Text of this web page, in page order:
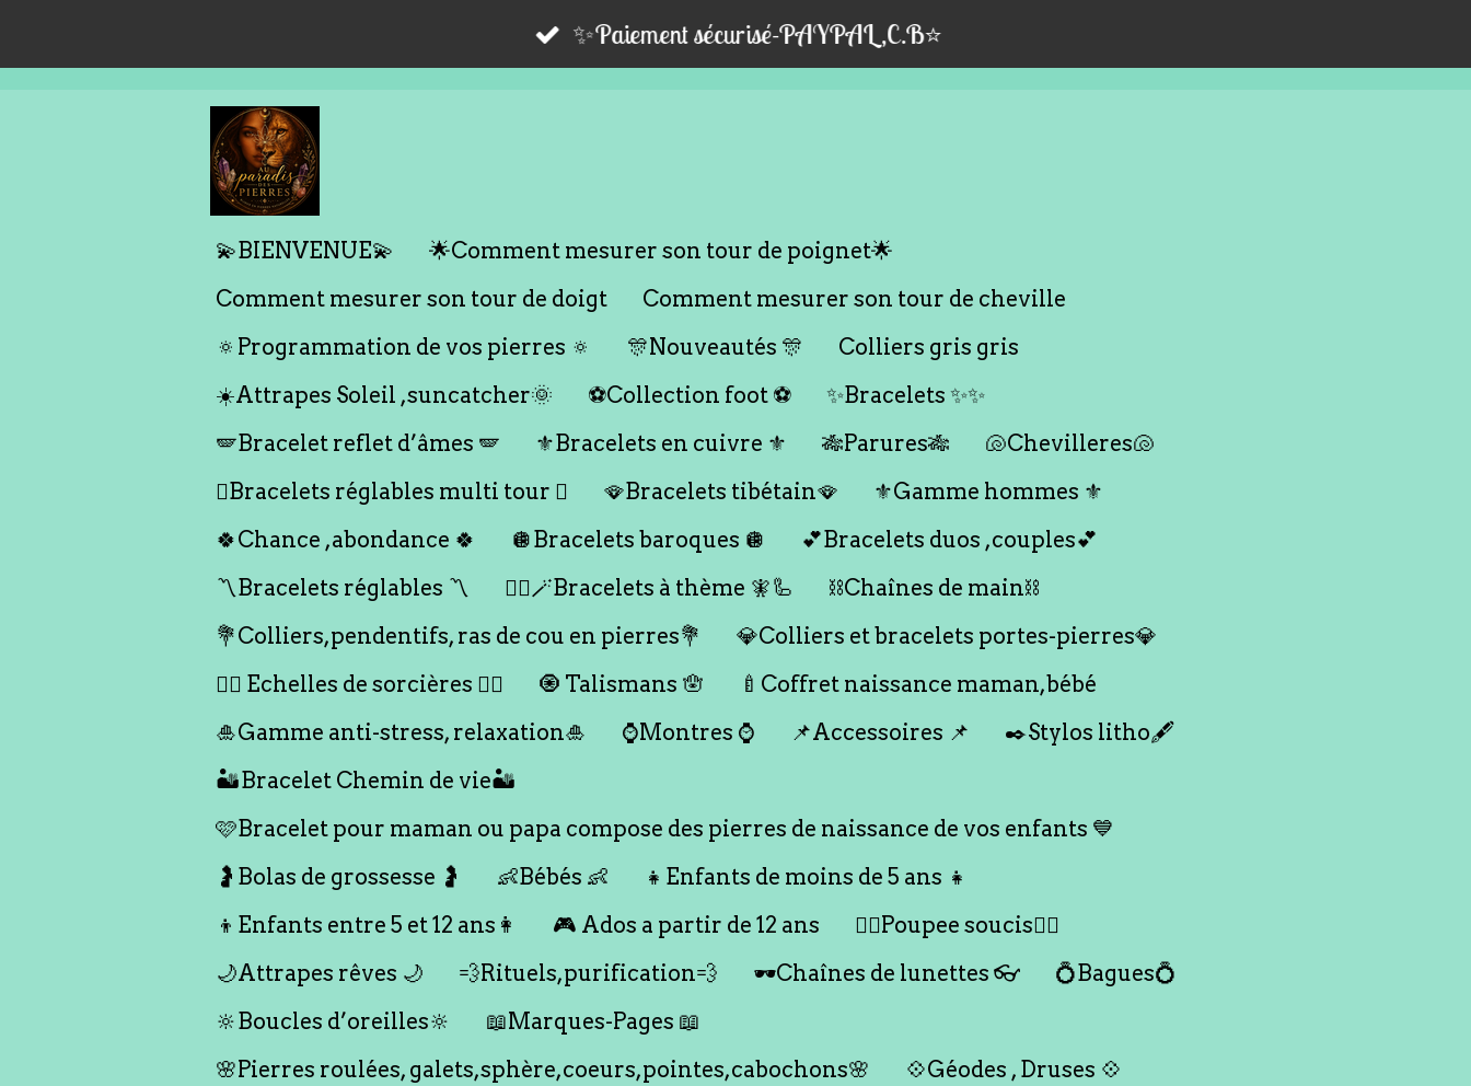
au
✨Paiement sécurisé-PAYPAL,C.B⭐️
💫BIENVENUE💫
🌟Comment mesurer son tour de poignet🌟
Comment mesurer son tour de doigt
Comment mesurer son tour de cheville
🔅Programmation de vos pierres 🔅
🎊Nouveautés 🎊
Colliers gris gris
☀️Attrapes Soleil ,suncatcher🌞
⚽️Collection foot ⚽️
✨Bracelets ✨✨
🪽Bracelet reflet d’âmes 🪽
⚜️Bracelets en cuivre ⚜️ 🎋Parures🎋
🐚Chevilleres🐚
🪎Bracelets réglables multi tour 🪎
🪭Bracelets tibétain🪭
⚜️Gamme hommes ⚜️
🍀Chance ,abondance 🍀
🪩Bracelets baroques 🪩
💕Bracelets duos ,couples💕
〽️Bracelets réglables 〽️
🧞‍♂️🪄Bracelets à thème 🧚🦾
⛓️Chaînes de main⛓️
💐Colliers,pendentifs, ras de cou en pierres💐
💎Colliers et bracelets portes-pierres💎
🧙‍♀️ Echelles de sorcières 🧙‍♀️
🧿 Talismans 🪬
🍼Coffret naissance maman,bébé
🎍Gamme anti-stress, relaxation🎍
⌚️Montres ⌚️ 📌Accessoires 📌
✒️Stylos litho🖋️
🏜️Bracelet Chemin de vie🏜️
🩷Bracelet pour maman ou papa compose des pierres de naissance de vos enfants 💙
🤰Bolas de grossesse 🤰
👶Bébés 👶
👧Enfants de moins de 5 ans 👧
👦Enfants entre 5 et 12 ans👩
🎮 Ados a partir de 12 ans
🙇‍♂️Poupee soucis🙇‍♀️
🌙Attrapes rêves 🌙
💨Rituels,purification💨 🕶️Chaînes de lunettes 👓
💍Bagues💍
🔆Boucles d’oreilles🔆
📖Marques-Pages 📖
🌸Pierres roulées, galets,sphère,coeurs,pointes,cabochons🌸
💠Géodes , Druses 💠